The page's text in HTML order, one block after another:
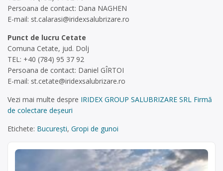
Persoana de contact: Dana NAGHEN
E-mail: st.calarasi@iridexsalubrizare.ro
Punct de lucru Cetate
Comuna Cetate, jud. Dolj
TEL: +40 (784) 95 37 92
Persoana de contact: Daniel GÎRTOI
E-mail: st.cetate@iridexsalubrizare.ro
Vezi mai multe despre IRIDEX GROUP SALUBRIZARE SRL Firmă
de colectare deșeuri
Etichete: București, Gropi de gunoi